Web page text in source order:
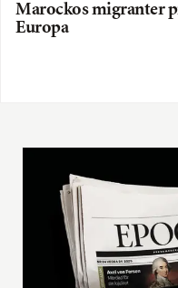
Marockos migranter
Europa